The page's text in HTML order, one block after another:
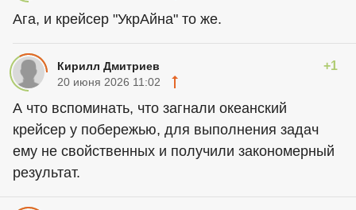
Ага, и крейсер "УкрАйна" то же.
Кирилл Дмитриев +1
20 июня 2026 11:02
А что вспоминать, что загнали океанский
крейсер у побережью, для выполнения задач
ему не свойственных и получили закономерный
результат.